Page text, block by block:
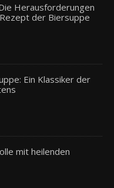
Herausforderungen
der Biersuppe
Ein Klassiker der
mit heilenden